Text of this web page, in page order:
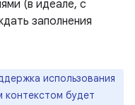
(в идеале, с
заполнения
использования
будет